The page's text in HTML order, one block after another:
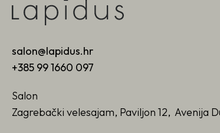
salon@lapidus.hr
+385 99 1660 097
Salon
Zagrebački velesajam, Paviljon 12, Avenija